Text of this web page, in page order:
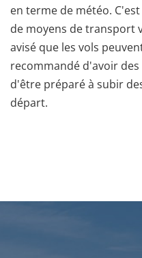
en terme de météo.
de moyens de transport
avisé que les vols
recommandé d'avoir
d'être préparé à subir
départ.